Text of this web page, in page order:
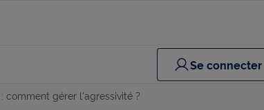
Se connecter
comment gérer l'agressivité ?